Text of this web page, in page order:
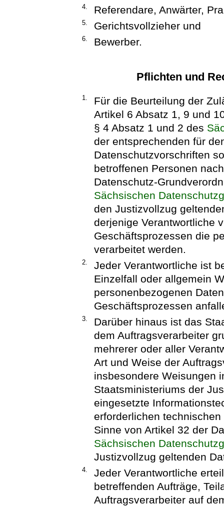
4. Referendare, Anwärter,
5. Gerichtsvollzieher und
6. Bewerber.
Pflichten und
1.
Für die Beurteilung der
Artikel 6 Absatz 1, 9 und
§ 4 Absatz 1 und 2 des
der entsprechenden für
Datenschutzvorschriften
betroffenen Personen
Datenschutz-
Sächsischen
den Justizvollzug
derjenige Verantwortliche
Geschäftsprozessen die
verarbeitet werden.
2.
Jeder Verantwortliche ist
Einzelfall oder allgemein
personenbezogenen
Geschäftsprozessen
3.
Darüber hinaus ist das
dem Auftragsverarbeiter
mehrerer oder aller
Art und Weise der
insbesondere Weisungen
Staatsministeriums der
eingesetzte
erforderlichen
Sinne von Artikel 32 der
Sächsischen
Justizvollzug geltenden
4.
Jeder Verantwortliche
betreffenden Aufträge,
Auftragsverarbeiter auf